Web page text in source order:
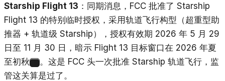
Starship Flight 13 ：同期消息，FCC 批准了 Starship
Flight 13 的特别临时授权，采用轨道飞行构型（超重型助
推器 + 轨道级 Starship），授权有效期 2026 年 5 月 29
日至 11 月 30 日，暗示 Flight 13 目标窗口在 2026 年夏
至初秋
。这是 FCC 头一次批准 Starship 轨道飞行，监
管这关算是过了。